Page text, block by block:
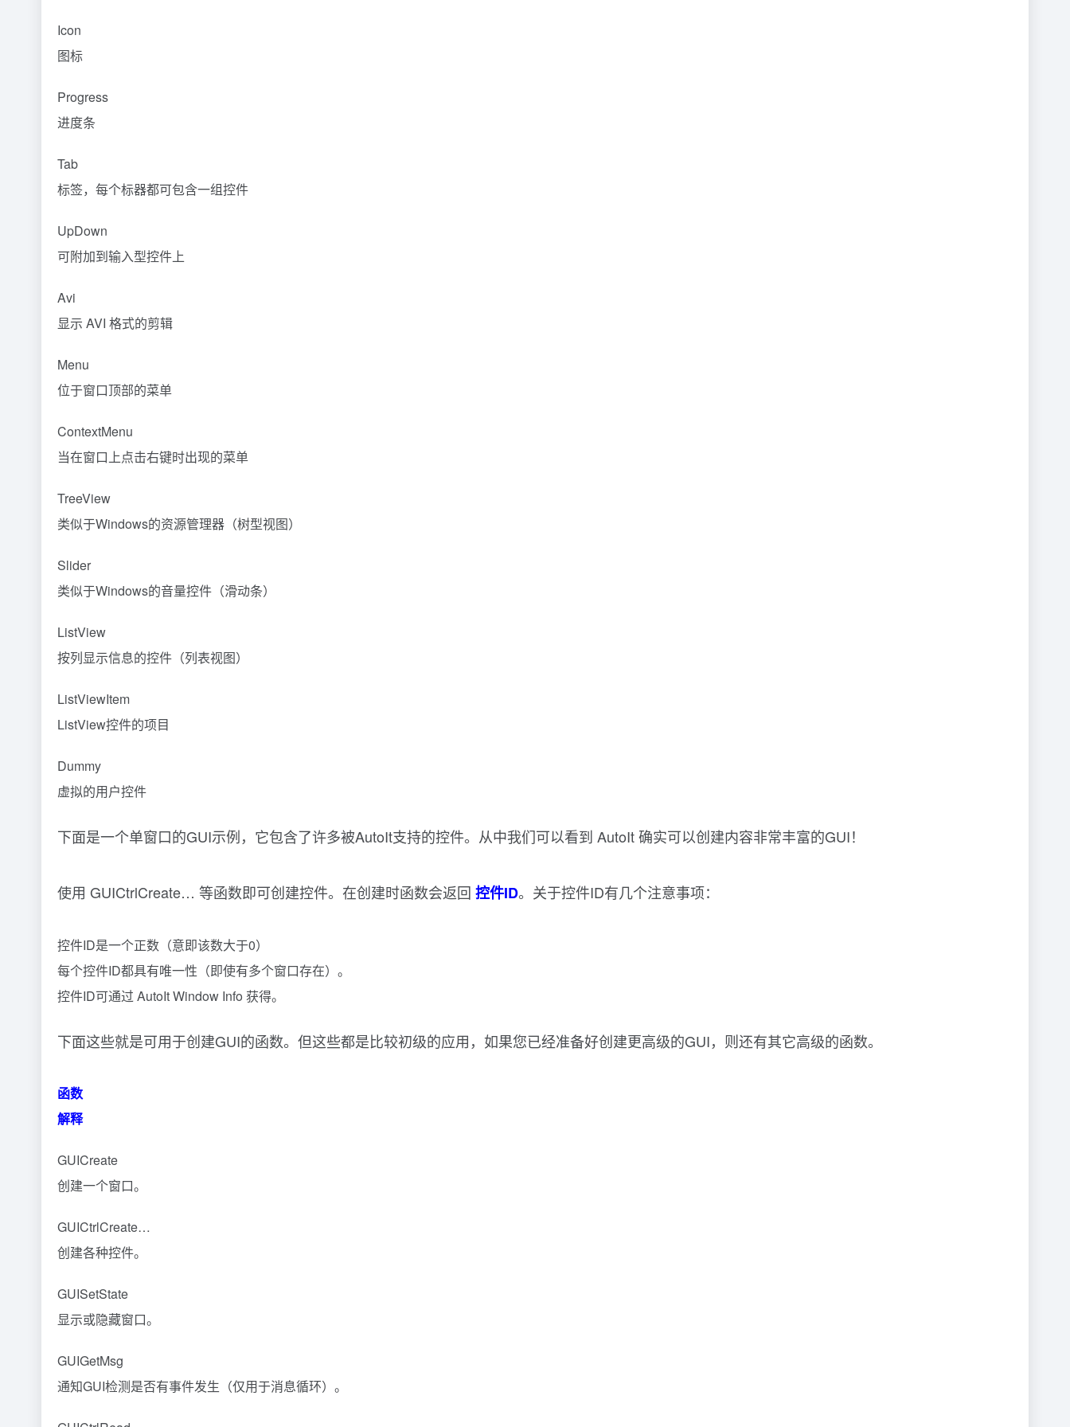
Icon
图标
Progress
进度条
Tab
标签，每个标器都可包含一组控件
UpDown
可附加到输入型控件上
Avi
显示 AVI 格式的剪辑
Menu
位于窗口顶部的菜单
ContextMenu
当在窗口上点击右键时出现的菜单
TreeView
类似于Windows的资源管理器（树型视图）
Slider
类似于Windows的音量控件（滑动条）
ListView
按列显示信息的控件（列表视图）
ListViewItem
ListView控件的项目
Dummy
虚拟的用户控件
下面是一个单窗口的GUI示例，它包含了许多被AutoIt支持的控件。从中我们可以看到 AutoIt 确实可以创建内容非常丰富的GUI！
使用 GUICtrlCreate… 等函数即可创建控件。在创建时函数会返回 控件ID。关于控件ID有几个注意事项：
控件ID是一个正数（意即该数大于0）
每个控件ID都具有唯一性（即使有多个窗口存在）。
控件ID可通过 AutoIt Window Info 获得。
下面这些就是可用于创建GUI的函数。但这些都是比较初级的应用，如果您已经准备好创建更高级的GUI，则还有其它高级的函数。
函数
解释
GUICreate
创建一个窗口。
GUICtrlCreate…
创建各种控件。
GUISetState
显示或隐藏窗口。
GUIGetMsg
通知GUI检测是否有事件发生（仅用于消息循环）。